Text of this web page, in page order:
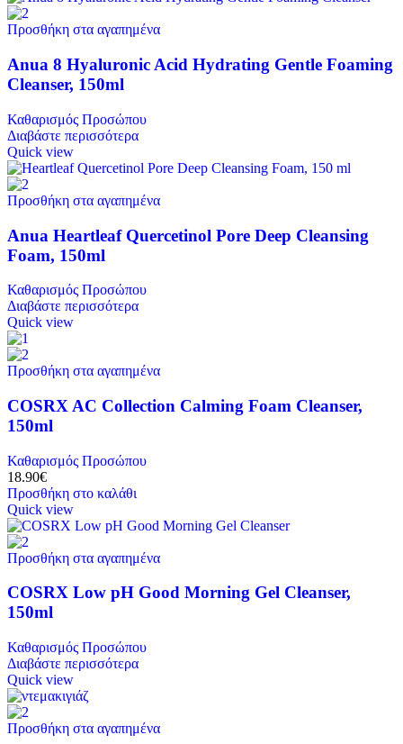
Προσθήκη στα αγαπημένα
Anua 8 Hyaluronic Acid Hydrating Gentle Foaming
Cleanser, 150ml
Καθαρισμός Προσώπου
Διαβάστε περισσότερα
Quick view
Προσθήκη στα αγαπημένα
Anua Heartleaf Quercetinol Pore Deep Cleansing
Foam, 150ml
Καθαρισμός Προσώπου
Διαβάστε περισσότερα
Quick view
Προσθήκη στα αγαπημένα
COSRX AC Collection Calming Foam Cleanser,
150ml
Καθαρισμός Προσώπου
18.90€
Προσθήκη στο καλάθι
Quick view
Προσθήκη στα αγαπημένα
COSRX Low pH Good Morning Gel Cleanser,
150ml
Καθαρισμός Προσώπου
Διαβάστε περισσότερα
Quick view
Προσθήκη στα αγαπημένα